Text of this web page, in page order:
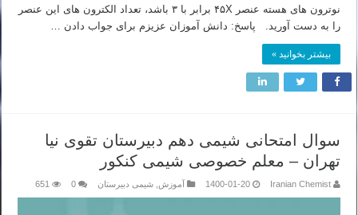
نوترون های هسته عنصر ۴۵X برابر با ۳ باشد، تعداد الکترون های این عنصر
را به دست آورید. پاسخ: دانش آموزان عزیزم برای جواب دادن …
بیشتر بخوانید »
سوال امتحانی شیمی دهم دبیرستان تقوی نیا
تهران – معلم خصوصی شیمی کنکور
Iranian Chemist
1400-01-20 آموزش شیمی دبیرستان 0
651